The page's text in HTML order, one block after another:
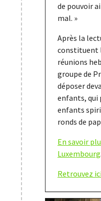
de pouvoir
mal. »
Après la
constituent
réunions
groupe de
déposer
enfants, qui
enfants
ronds de
En savoir
Luxembourg.
Retrouvez